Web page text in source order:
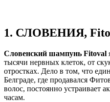
1. СЛОВЕНИЯ,
Словенский шампунь Fitoval
тысячи нервных клеток, от
отростках. Дело в том, что
Белграде, где продавался
волос, постоянно устраивает
часам.